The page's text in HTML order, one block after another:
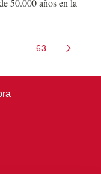
50.000 años en la
TAB para desplazarse.
Páginas intermedias
Página
63